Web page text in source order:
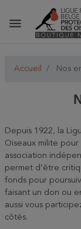
menu
Accueil Nos
Depuis 1922, la
Oiseaux milite
association
permet d’être
fonds pour
faisant un don ou
aussi vous
côtés.